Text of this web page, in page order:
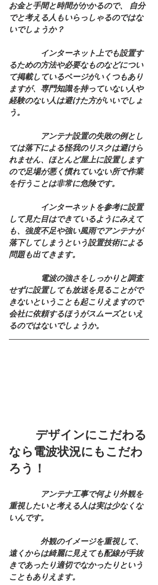
お金と手間と時間がかかるので、 自分
でと考える人もいらっしゃるのではな
いでしょうか？
インターネット上でも設置す
るための方法や必要なものなどについ
て掲載しているページがいくつもあり
ますが、専門知識を持っていない人や
経験のない人は避けた方がいいでしょ
う。
アンテナ設置の失敗の例とし
ては落下による怪我のリスクは避けら
れません、ほとんど屋上に設置します
ので足場が悪く慣れていない所で作業
を行うことは非常に危険です。
インターネットを参考に設置
して見た目はできているようにみえて
も、強度不足や強い風雨でアンテナが
落下してしまうという設置技術による
問題も出てきます。
電波の強さをしっかりと調査
せずに設置しても放送を見ることがで
きないということも起こりえますので
会社に依頼するほうがスムーズといえ
るのではないでしょうか。
なら電波状況にもこだわ
ろう！
アンテナ工事で何より外観を
重視したいと考える人は実は少なくな
いんです。
外観のイメージを重視して、
遠くからは綺麗に見えても配線が手抜
きであったり適切でなかったりという
こともありえます。